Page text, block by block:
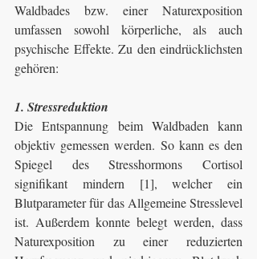
Waldbades bzw. einer Naturexposition
umfassen sowohl körperliche, als auch
psychische Effekte. Zu den eindrücklichsten
gehören:
1. Stressreduktion
Die Entspannung beim Waldbaden kann
objektiv gemessen werden. So kann es den
Spiegel des Stresshormons Cortisol
signifikant mindern [1], welcher ein
Blutparameter für das Allgemeine Stresslevel
ist. Außerdem konnte belegt werden, dass
Naturexposition zu einer reduzierten